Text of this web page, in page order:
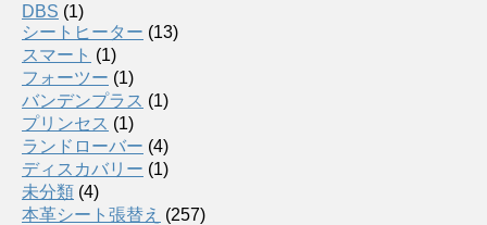
DBS (1)
シートヒーター (13)
スマート (1)
フォーツー (1)
バンデンプラス (1)
プリンセス (1)
ランドローバー (4)
ディスカバリー (1)
未分類 (4)
本革シート張替え (257)